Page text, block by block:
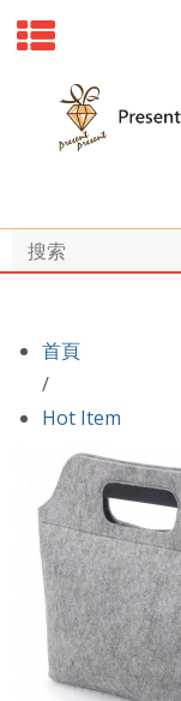
首頁
/
Hot Item